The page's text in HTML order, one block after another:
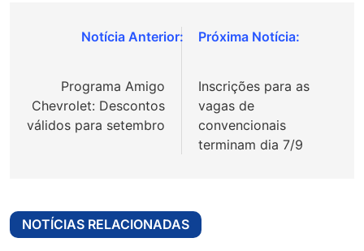
Navegação
Post
Programa Amigo
Chevrolet: Descontos
válidos para setembro
Inscrições para as
vagas de
convencionais
terminam dia 7/9
NOTÍCIAS RELACIONADAS